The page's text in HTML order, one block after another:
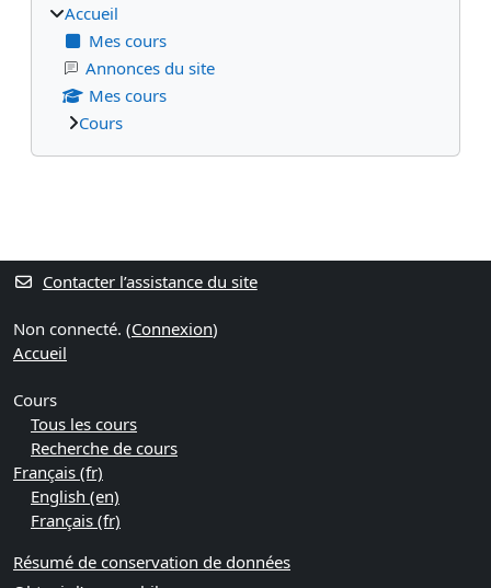
Accueil
Mes cours
Annonces du site
Mes cours
Cours
Contacter l’assistance du site
Non connecté. (Connexion)
Accueil
Cours
Tous les cours
Recherche de cours
Français ‎(fr)‎
English ‎(en)‎
Français ‎(fr)‎
Résumé de conservation de données